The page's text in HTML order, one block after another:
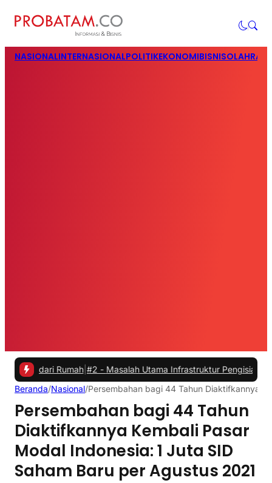
NASIONALINTERNASIONALPOLITIKEKONOMIBISNIS
|#2 -Masalah Utama Infrastruktur Pengisian Daya untuk
Beranda/Nasional/Persembahan bagi 44 Tahun Diaktifkannya
Persembahan bagi 44 Tahun
Diaktifkannya Kembali Pasar
Modal Indonesia: 1 Juta SID
Saham Baru per Agustus 2021